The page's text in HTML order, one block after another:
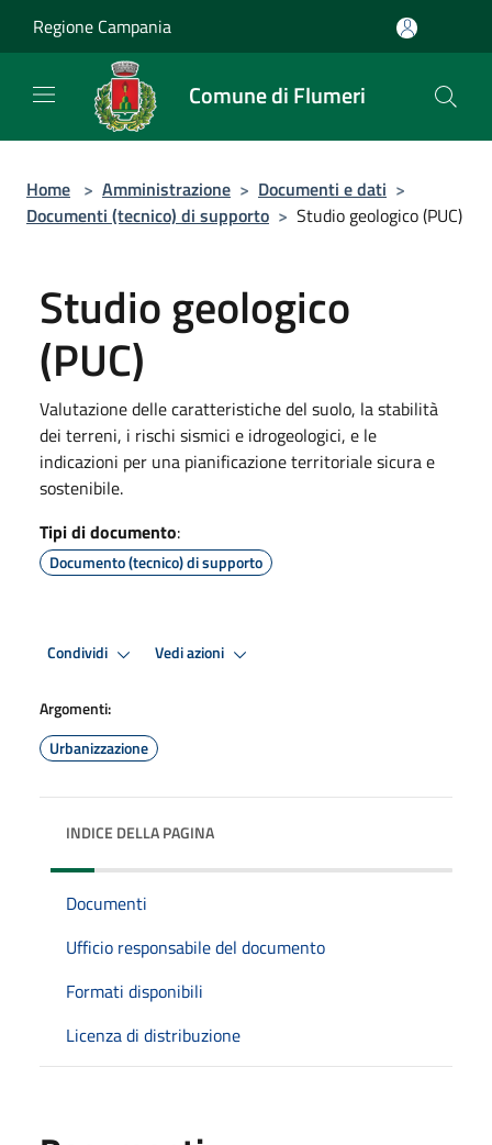
Regione Campania
Comune di Flumeri
Home > Amministrazione > Documenti e dati >
Documenti (tecnico) di supporto > Studio geologico (PUC)
Studio geologico
(PUC)
Valutazione delle caratteristiche del suolo, la stabilità
dei terreni, i rischi sismici e idrogeologici, e le
indicazioni per una pianificazione territoriale sicura e
sostenibile.
Tipi di documento:
Documento (tecnico) di supporto
Condividi Vedi azioni
Argomenti:
Urbanizzazione
INDICE DELLA PAGINA
Documenti
Ufficio responsabile del documento
Formati disponibili
Licenza di distribuzione